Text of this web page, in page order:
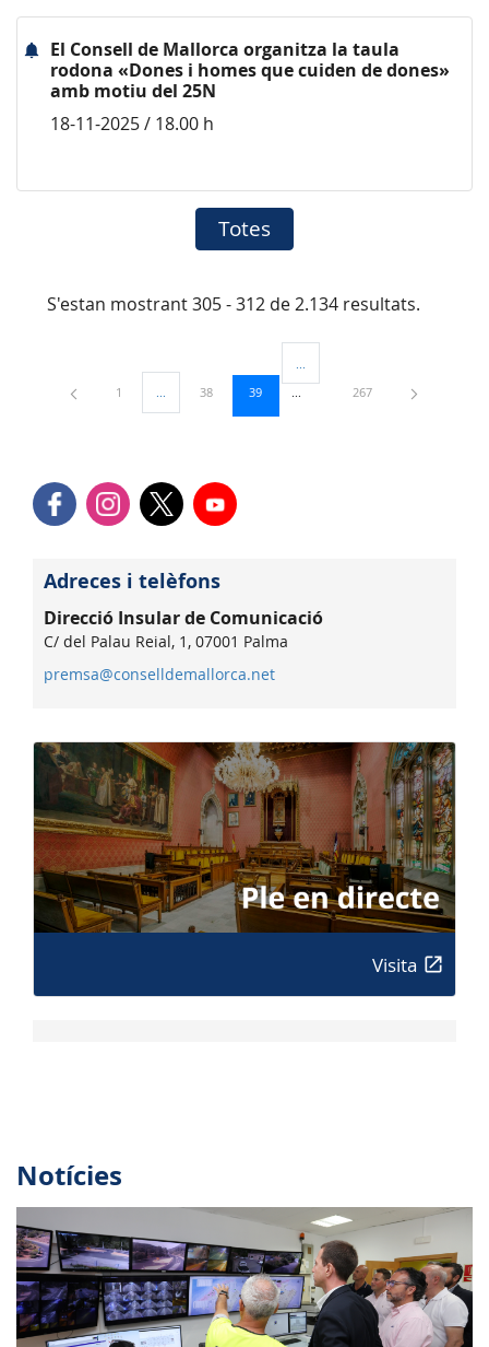
El Consell de Mallorca organitza la taula
rodona «Dones i homes que cuiden de dones»
amb motiu del 25N
18-11-2025 / 18.00 h
Totes
S'estan mostrant 305 - 312 de 2.134 resultats.
Pàgina
1 ...Pàgines intermèdies Utilitzeu TAB per navegar.
Pàgina
38 Pàgina
39
Pàgines intermèdies Utilitzeu
Pàgina
267
Adreces i telèfons
Direcció Insular de Comunicació
C/ del Palau Reial, 1, 07001 Palma
premsa@conselldemallorca.net
Visita
Notícies